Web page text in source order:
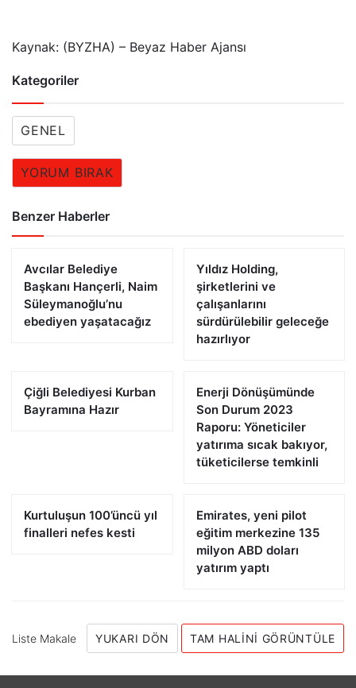
Kaynak: (BYZHA) – Beyaz Haber Ajansı
Kategoriler
GENEL
YORUM BIRAK
Benzer Haberler
Avcılar Belediye
Başkanı Hançerli, Naim
Süleymanoğlu’nu
ebediyen yaşatacağız
Yıldız Holding,
şirketlerini ve
çalışanlarını
sürdürülebilir geleceğe
hazırlıyor
Çiğli Belediyesi Kurban
Bayramına Hazır
Enerji Dönüşümünde
Son Durum 2023
Raporu: Yöneticiler
yatırıma sıcak bakıyor,
tüketicilerse temkinli
Kurtuluşun 100’üncü yıl
finalleri nefes kesti
Emirates, yeni pilot
eğitim merkezine 135
milyon ABD doları
yatırım yaptı
Liste Makale YUKARI DÖN TAM HALINI GÖRÜNTÜLE